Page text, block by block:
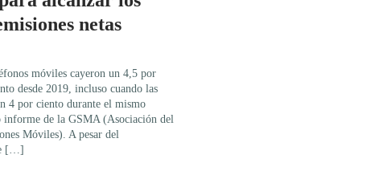
netas
móviles cayeron un 4,5 por
desde 2019, incluso cuando las
4 por ciento durante el mismo
informe de la GSMA (Asociación del
Móviles). A pesar del
[…]